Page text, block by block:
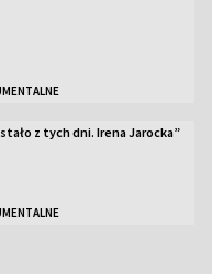
z tych dni. Irena Jarocka”